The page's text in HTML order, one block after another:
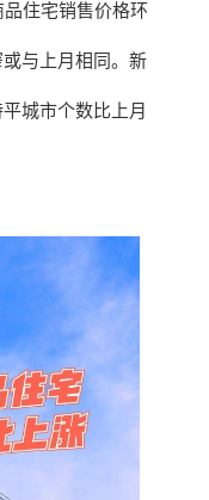
住宅销售价格环
与上月相同。新
城市个数比上月